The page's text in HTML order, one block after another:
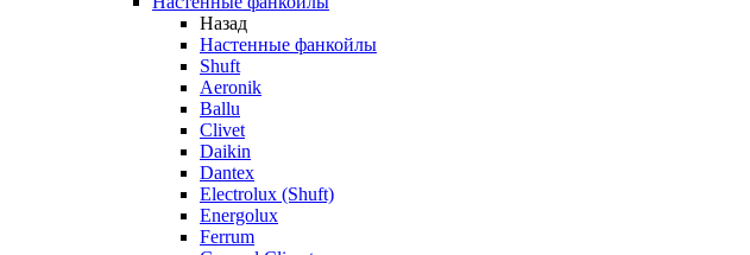
Назад
Настенные фанкойлы
Shuft
Aeronik
Ballu
Clivet
Daikin
Dantex
Electrolux (Shuft)
Energolux
Ferrum